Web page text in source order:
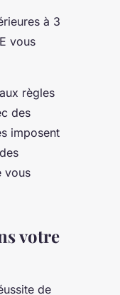
à 3
vous
règles
des
imposent
vous
votre
de